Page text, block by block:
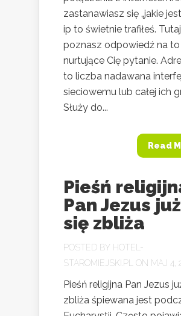
zastanawiasz się „jakie
ip to świetnie trafiłeś. Tutaj
poznasz odpowiedź na to
nurtujące Cię pytanie.
to liczba nadawana
sieciowemu lub całej ich
Służy do...
Read
Pieśń
Pan Jezus już
się zbliża
POSTED BY HOTEL-
STAROMIEJSKI.PL
ON MAJ 4,
Pieśń religijna Pan Jezus
zbliża śpiewana jest